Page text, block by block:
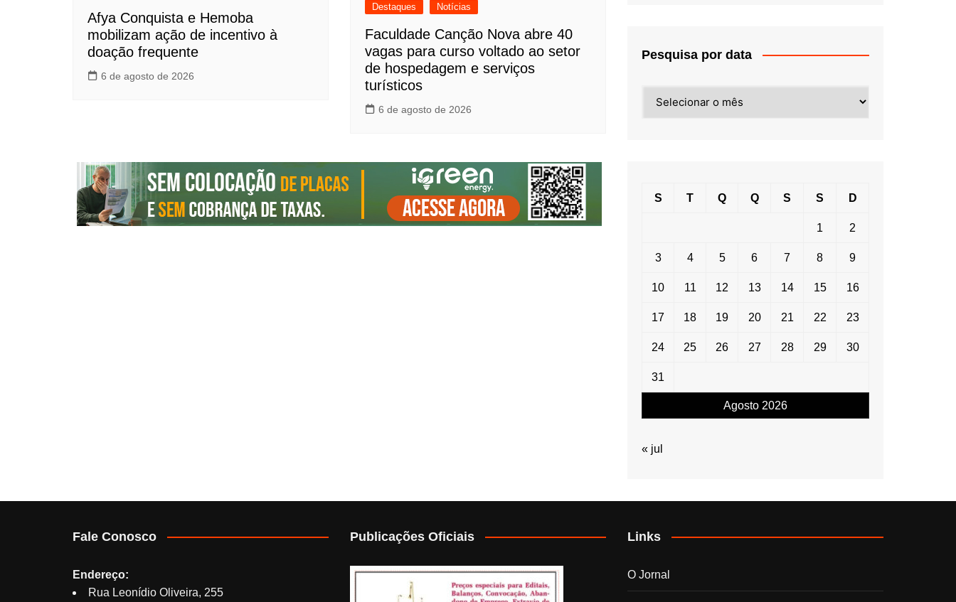
Afya Conquista e Hemoba
mobilizam ação de incentivo à
doação frequente
6 de agosto de 2026
Destaques Notícias
Faculdade Canção Nova abre 40
vagas para curso voltado ao setor
de hospedagem e serviços
turísticos
6 de agosto de 2026
Pesquisa por data
por
Agosto 2026
S T Q Q S S D
1 2
3 4 5 6 7 8 9
10 11 12 13 14 15 16
17 18 19 20 21 22 23
24 25 26 27 28 29 30
31
« jul
Fale Conosco
Endereço:
Rua Leonídio Oliveira, 255
Publicações Oficiais Links
O Jornal